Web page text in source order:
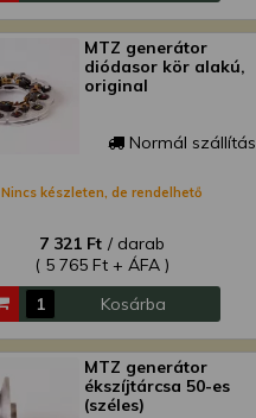
MTZ generátor
diódasor kör alakú,
original
Normál szállítás
Nincs készleten, de rendelhető
7 321 Ft / darab
( 5 765 Ft + ÁFA )
Kosárba
MTZ generátor
ékszíjtárcsa 50-es
(széles)